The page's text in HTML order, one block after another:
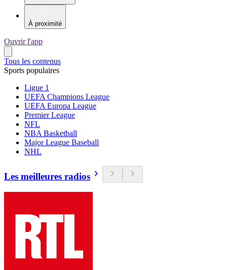
À proximité
Ouvrir l'app
Tous les contenus
Sports populaires
Ligue 1
UEFA Champions League
UEFA Europa League
Premier League
NFL
NBA Basketball
Major League Baseball
NHL
Les meilleures radios